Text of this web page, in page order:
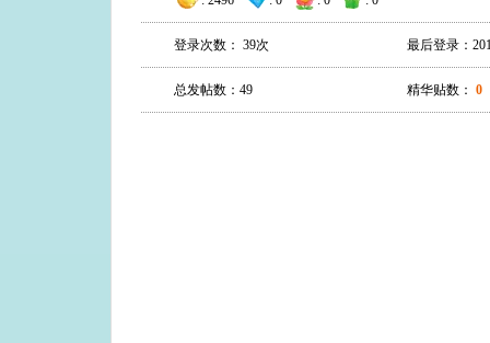
登录次数： 39次 最后登录：
总发帖数：49 精华贴数： 0